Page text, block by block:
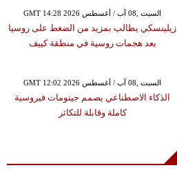
GMT 14:28 2026 السبت ,08 آب / أغسطس
زيلينسكي يطالب بمزيد من الضغط على روسيا
بعد هجمات روسية في منطقة كييف
GMT 12:02 2026 السبت ,08 آب / أغسطس
الذكاء الاصطناعي يصمم جينومات فيروسية
كاملة وقابلة للتكاثر